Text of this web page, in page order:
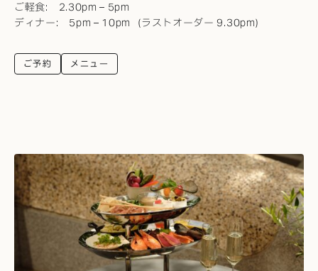
ご軽食: 2.30pm – 5pm
ディナー: 5pm – 10pm（ラストオーダー 9.30pm）
ご予約 メニュー